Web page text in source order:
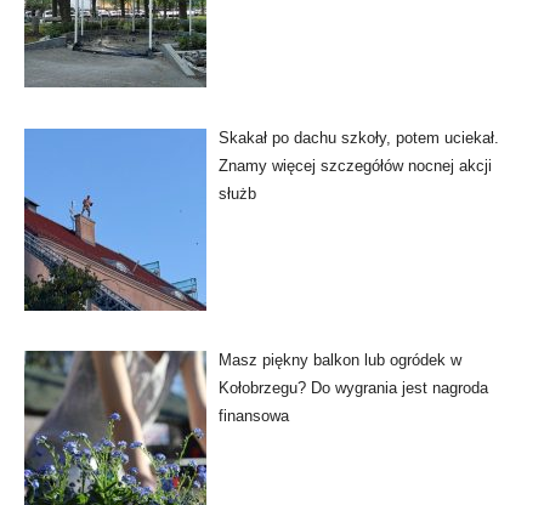
Skakał po dachu szkoły, potem uciekał.
Znamy więcej szczegółów nocnej akcji
służb
Masz piękny balkon lub ogródek w
Kołobrzegu? Do wygrania jest nagroda
finansowa